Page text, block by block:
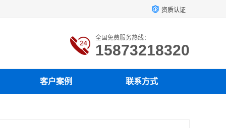
资质认证
全国免费服务热线：
15873218320
客户案例 联系方式